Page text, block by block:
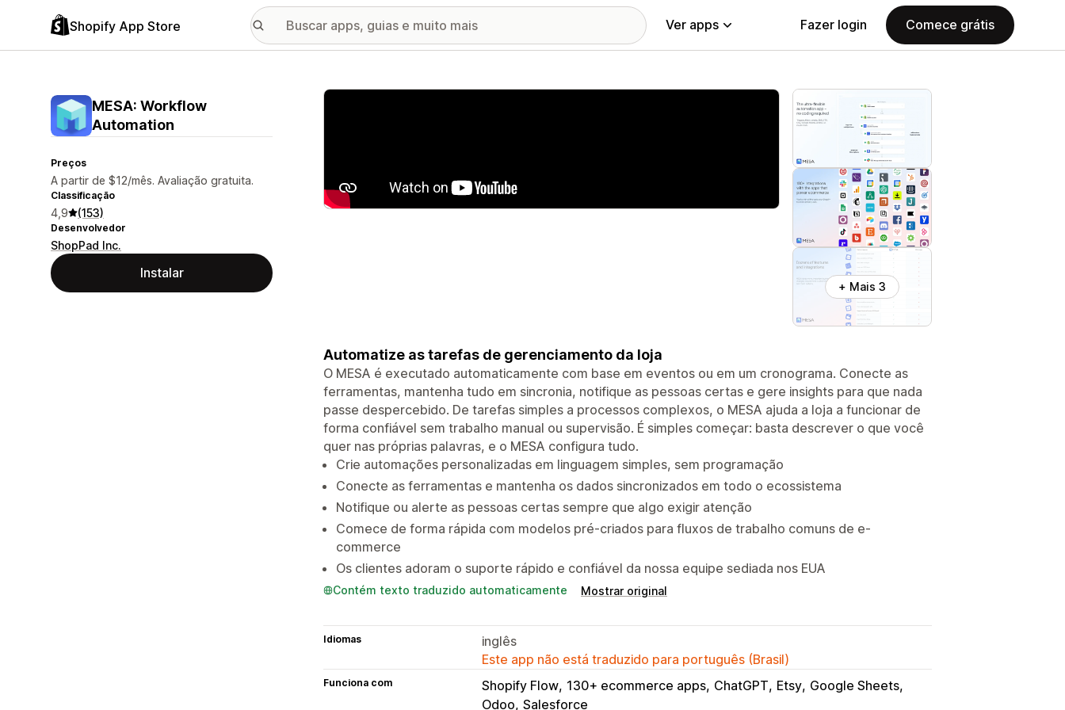
Shopify App Store Ver apps Fazer login Comece grátis
MESA: Workflow
Automation
Preços
A partir de $12/mês. Avaliação gratuita.
Classificação
4,9 (153)
Desenvolvedor
ShopPad Inc.
Instalar
Galeria de imagens em destaque
+ Mais 3
Automatize as tarefas de gerenciamento da loja
O MESA é executado automaticamente com base em eventos ou em um cronograma. Conecte as
ferramentas, mantenha tudo em sincronia, notifique as pessoas certas e gere insights para que nada
passe despercebido. De tarefas simples a processos complexos, o MESA ajuda a loja a funcionar de
forma confiável sem trabalho manual ou supervisão. É simples começar: basta descrever o que você
quer nas próprias palavras, e o MESA configura tudo.
Crie automações personalizadas em linguagem simples, sem programação
Conecte as ferramentas e mantenha os dados sincronizados em todo o ecossistema
Notifique ou alerte as pessoas certas sempre que algo exigir atenção
Comece de forma rápida com modelos pré-criados para fluxos de trabalho comuns de e-
commerce
Os clientes adoram o suporte rápido e confiável da nossa equipe sediada nos EUA
Contém texto traduzido automaticamente Mostrar original
Idiomas
inglês
Este app não está traduzido para português (Brasil)
Funciona com Shopify Flow 130+ ecommerce apps ChatGPT Etsy Google Sheets
Odoo Salesforce